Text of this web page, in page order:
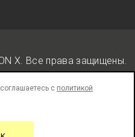
X. Вcе права защищены.
с политикой